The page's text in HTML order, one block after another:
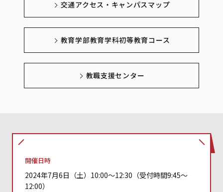
交通アクセス・キャンパスマップ
教育学部教育学科初等教育コース
教職支援センター
開催日時
2024年7月6日（土）10:00～12:30（受付時間9:45～
12:00）